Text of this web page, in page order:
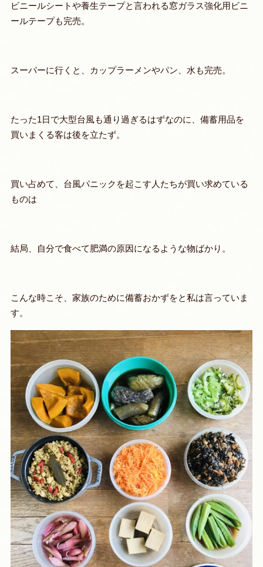
ビニールシートや養生テープと言われる窓ガラス強化用ビニ
ールテープも完売。
スーパーに行くと、カップラーメンやパン、水も完売。
たった1日で大型台風も通り過ぎるはずなのに、備蓄用品を
買いまくる客は後を立たず。
買い占めて、台風パニックを起こす人たちが買い求めている
ものは
結局、自分で食べて肥満の原因になるような物ばかり。
こんな時こそ、家族のために備蓄おかずをと私は言っていま
す。